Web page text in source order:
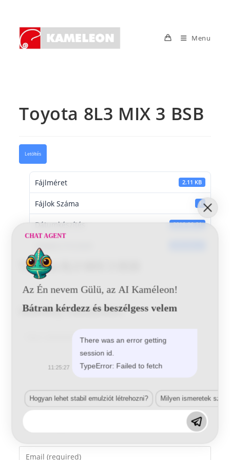
content
Menu
Toyota 8L3 MIX 3 BSB
Letöltés
Fájlméret 2.11 KB
Fájlok Száma 1
Dátumkészítés 2016-06-21
Utoljára frissített
Toyota 8L3 MIX 3 BSB
Vélemény, hozzászólás?
your
name
Enter
CHAT AGENT
Az Én nevem Gülü, az AI Kaméleon!
Bátran kérdezz és beszélgess velem
There was an error getting
session id.
TypeError: Failed to fetch
11:25:27
Hogyan lehet stabil emulziót létrehozni? Milyen ismeretek